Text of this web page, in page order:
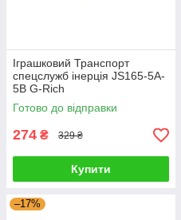
Іграшковий Транспорт
спецслужб інерція JS165-5A-
5B G-Rich
Готово до відправки
274 ₴ 329 ₴
Купити
–17%